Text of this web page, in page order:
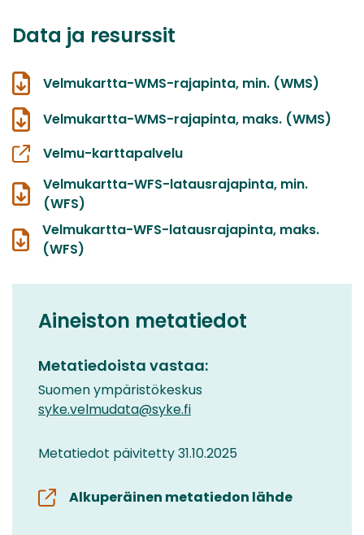
Data ja resurssit
Velmukartta-WMS-rajapinta, min. (WMS)
Velmukartta-WMS-rajapinta, maks. (WMS)
Velmu-karttapalvelu
Velmukartta-WFS-latausrajapinta, min.
(WFS)
Velmukartta-WFS-latausrajapinta, maks.
(WFS)
Aineiston metatiedot
Metatiedoista vastaa:
Suomen ympäristökeskus
syke.velmudata@syke.fi
Metatiedot päivitetty 31.10.2025
Alkuperäinen metatiedon lähde